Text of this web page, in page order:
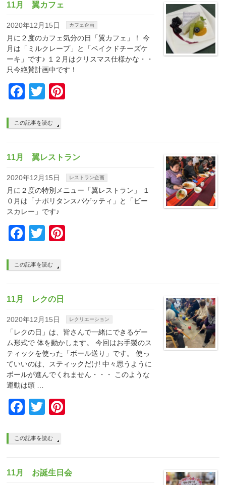
11月 翼カフェ
2020年12月15日 カフェ企画
月に２度のカフェ気分の日「翼カフェ」！ 今
月は「ミルクレープ」と「ベイクドチーズケ
ーキ」です♪ １２月はクリスマス仕様かな・・
只今絶賛計画中です！
Facebook
Twitter
この記事を読む
11月 翼レストラン
2020年12月15日 レストラン企画
月に２度の特別メニュー「翼レストラン」 １
０月は「ナポリタンスパゲッティ」と「ビー
スカレー」です♪
Facebook
Twitter
この記事を読む
11月 レクの日
2020年12月15日 レクリエーション
「レクの日」は、皆さんで一緒にできるゲー
ム形式で 体を動かします。 今回はお手製のス
ティックを使った「ボール送り」です。 使っ
ていいのは、スティックだけ! 中々思うように
ボールが進んでくれません・・・ このような
運動は頭 …
Facebook
Twitter
この記事を読む
11月 お誕生日会